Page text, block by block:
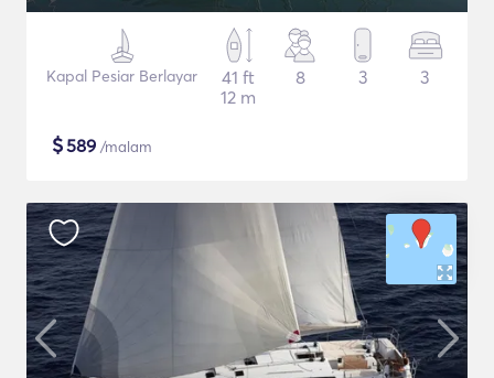
Kapal Pesiar Berlayar
41 ft
12 m
8 3 3
$589 /malam